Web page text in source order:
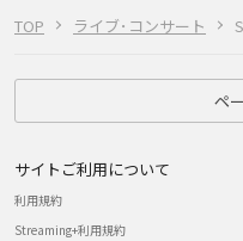
TOP ライブ･コンサート
ペ
サイトご利用について
利用規約
Streaming+利用規約